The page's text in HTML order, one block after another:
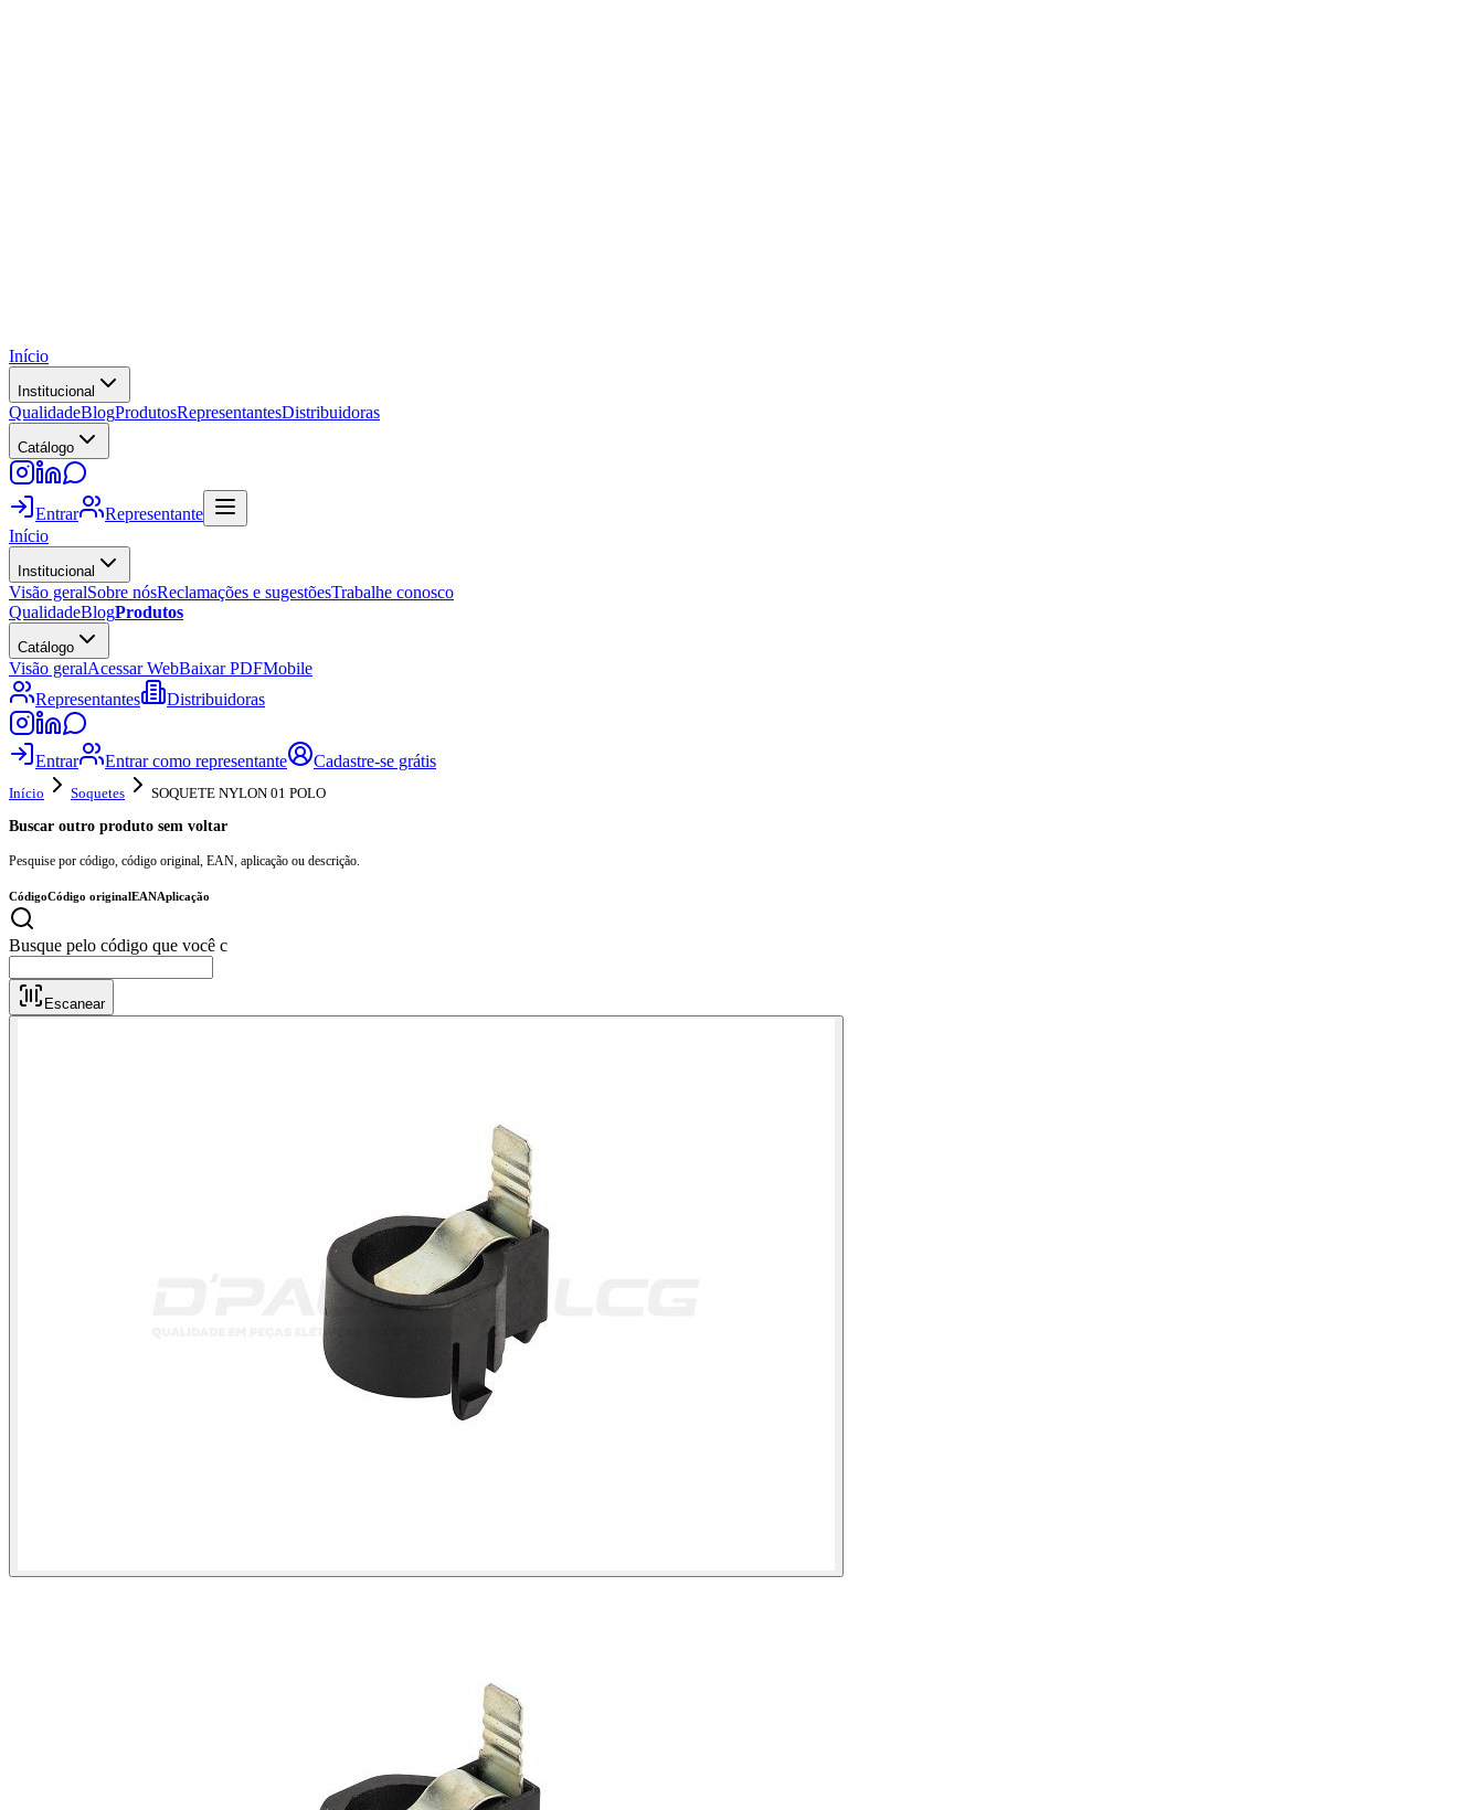
Início
Institucional
QualidadeBlogProdutosRepresentantesDistribuidoras
Catálogo
Entrar
Representante
Início
Institucional
Visão geralSobre nósReclamações e sugestõesTrabalhe conosco
QualidadeBlogProdutos
Catálogo
Visão geralAcessar WebBaixar PDFMobile
Representantes
Distribuidoras
Entrar Entrar como representante Cadastre-se grátis
Início Soquetes
SOQUETE NYLON 01 POLO
Buscar outro produto sem voltar
Pesquise por código, código original, EAN, aplicação ou descrição.
CódigoCódigo originalEANAplicação
Busque pelo
Escanear